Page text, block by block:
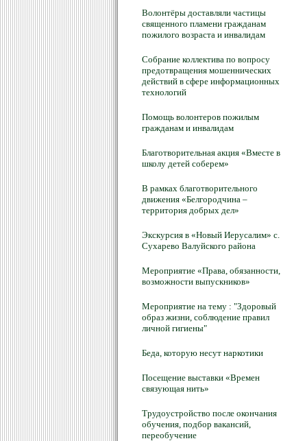
Волонтёры доставляли частицы
священного пламени гражданам
пожилого возраста и инвалидам
Собрание коллектива по вопросу
предотвращения мошеннических
действий в сфере информационных
технологий
Помощь волонтеров пожилым
гражданам и инвалидам
Благотворительная акция «Вместе в
школу детей соберем»
В рамках благотворительного
движения «Белгородчина –
территория добрых дел»
Экскурсия в «Новый Иерусалим» с.
Сухарево Валуйского района
Мероприятие «Права, обязанности,
возможности выпускников»
Мероприятие на тему : "Здоровый
образ жизни, соблюдение правил
личной гигиены"
Беда, которую несут наркотики
Посещение выставки «Времен
связующая нить»
Трудоустройство после окончания
обучения, подбор вакансий,
переобучение